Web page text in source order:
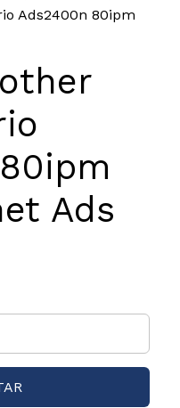
Ads2400n 80ipm
Ads